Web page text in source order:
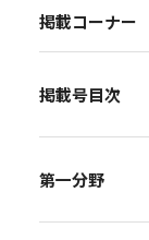
掲載コーナー
掲載号目次
第一分野